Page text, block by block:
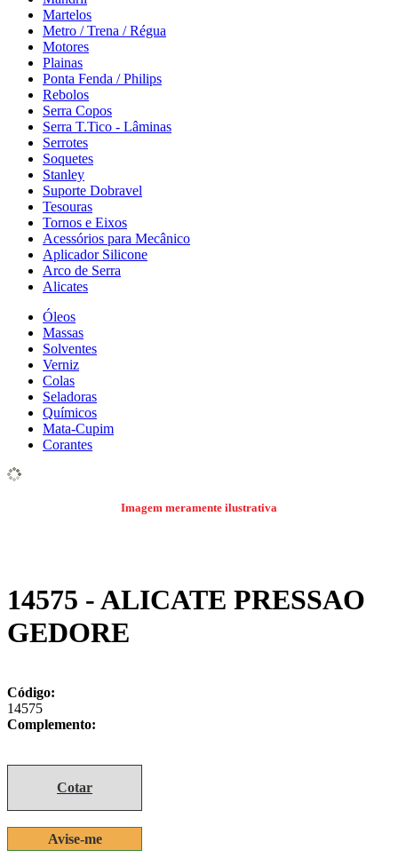
Martelos
Metro / Trena / Régua
Motores
Plainas
Ponta Fenda / Philips
Rebolos
Serra Copos
Serra T.Tico - Lâminas
Serrotes
Soquetes
Stanley
Suporte Dobravel
Tesouras
Tornos e Eixos
Acessórios para Mecânico
Aplicador Silicone
Arco de Serra
Alicates
Óleos
Massas
Solventes
Verniz
Colas
Seladoras
Químicos
Mata-Cupim
Corantes
Imagem meramente ilustrativa
14575 - ALICATE PRESSAO
GEDORE
Código:
14575
Complemento:
Cotar
Avise-me